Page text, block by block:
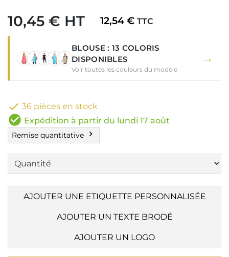
10,45 € HT 12,54 € TTC
BLOUSE : 13 COLORIS
DISPONIBLES
Voir toutes les couleurs du modèle
→
 36 pièces en stock
check_circle Expédition à partir du lundi 17 août
Remise quantitative chevron_right
AJOUTER UNE ETIQUETTE PERSONNALISÉE
AJOUTER UN TEXTE BRODÉ
AJOUTER UN LOGO